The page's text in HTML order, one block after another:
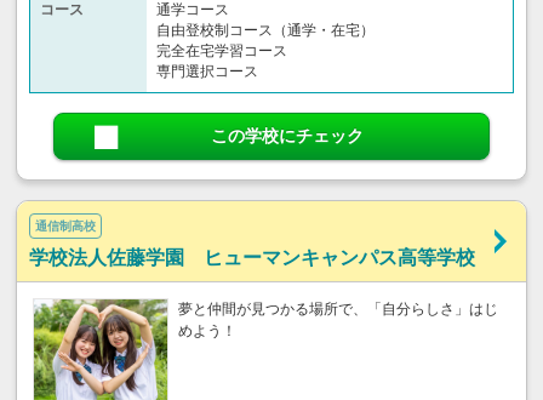
コース
通学コース
自由登校制コース（通学・在宅）
完全在宅学習コース
専門選択コース
この学校にチェック
通信制高校
学校法人佐藤学園 ヒューマンキャンパス高等学校
夢と仲間が見つかる場所で、「自分らしさ」はじ
めよう！